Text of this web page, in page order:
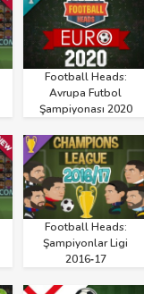
Football Heads:
Avrupa Futbol
Şampiyonası 2020
Football Heads:
Şampiyonlar Ligi
2016‑17